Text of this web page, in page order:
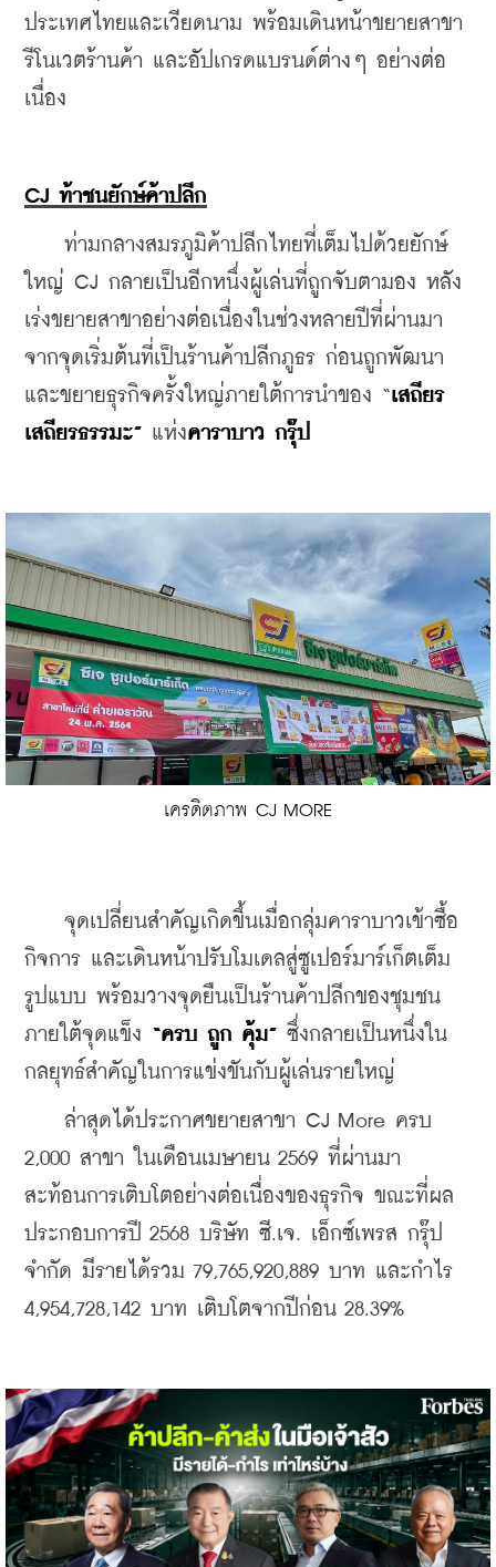
ประเทศไทยและเวียดนาม พร้อมเดินหน้าขยายสาขา
รีโนเวตร้านค้า และอัปเกรดแบรนด์ต่างๆ อย่างต่อ
เนื่อง
CJ ท้าชนยักษ์ค้าปลีก
ท่ามกลางสมรภูมิค้าปลีกไทยที่เต็มไปด้วยยักษ์
ใหญ่ CJ กลายเป็นอีกหนึ่งผู้เล่นที่ถูกจับตามอง หลัง
เร่งขยายสาขาอย่างต่อเนื่องในช่วงหลายปีที่ผ่านมา
จากจุดเริ่มต้นที่เป็นร้านค้าปลีกภูธร ก่อนถูกพัฒนา
และขยายธุรกิจครั้งใหญ่ภายใต้การนำของ “เสถียร
เสถียรธรรมะ” แห่งคาราบาว กรุ๊ป
เครดิตภาพ CJ MORE
จุดเปลี่ยนสำคัญเกิดขึ้นเมื่อกลุ่มคาราบาวเข้าซื้อ
กิจการ และเดินหน้าปรับโมเดลสู่ซูเปอร์มาร์เก็ตเต็ม
รูปแบบ พร้อมวางจุดยืนเป็นร้านค้าปลีกของชุมชน
ภายใต้จุดแข็ง “ครบ ถูก คุ้ม” ซึ่งกลายเป็นหนึ่งใน
กลยุทธ์สำคัญในการแข่งขันกับผู้เล่นรายใหญ่
ล่าสุดได้ประกาศขยายสาขา CJ More ครบ
2,000 สาขา ในเดือนเมษายน 2569 ที่ผ่านมา
สะท้อนการเติบโตอย่างต่อเนื่องของธุรกิจ ขณะที่ผล
ประกอบการปี 2568 บริษัท ซี.เจ. เอ็กซ์เพรส กรุ๊ป
จำกัด มีรายได้รวม 79,765,920,889 บาท และกำไร
4,954,728,142 บาท เติบโตจากปีก่อน 28.39%